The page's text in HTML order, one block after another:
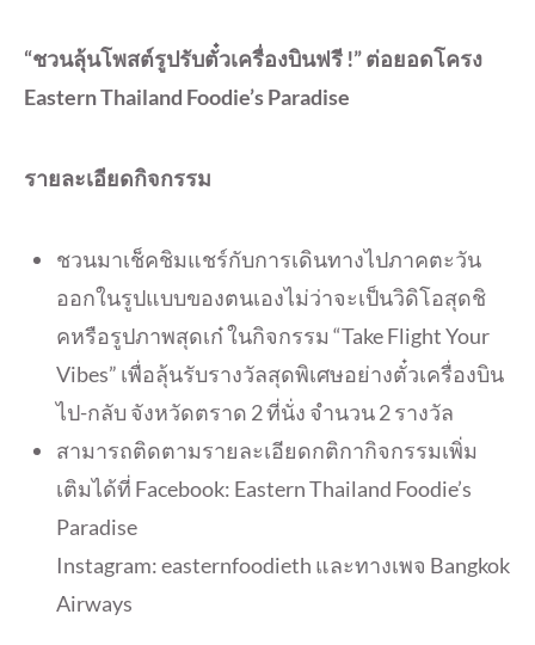
“ชวนลุ้นโพสต์รูปรับตั๋วเครื่องบินฟรี !” ต่อยอดโครง
Eastern Thailand Foodie’s Paradise
รายละเอียดกิจกรรม
ชวนมาเช็คชิมแชร์กับการเดินทางไปภาคตะวัน
ออกในรูปแบบของตนเองไม่ว่าจะเป็นวิดิโอสุดชิ
คหรือรูปภาพสุดเก๋ ในกิจกรรม “Take Flight Your
Vibes” เพื่อลุ้นรับรางวัลสุดพิเศษอย่างตั๋วเครื่องบิน
ไป-กลับ จังหวัดตราด 2 ที่นั่ง จำนวน 2 รางวัล
สามารถติดตามรายละเอียดกติกากิจกรรมเพิ่ม
เติมได้ที่ Facebook: Eastern Thailand Foodie’s
Paradise
Instagram: easternfoodieth และทางเพจ Bangkok
Airways